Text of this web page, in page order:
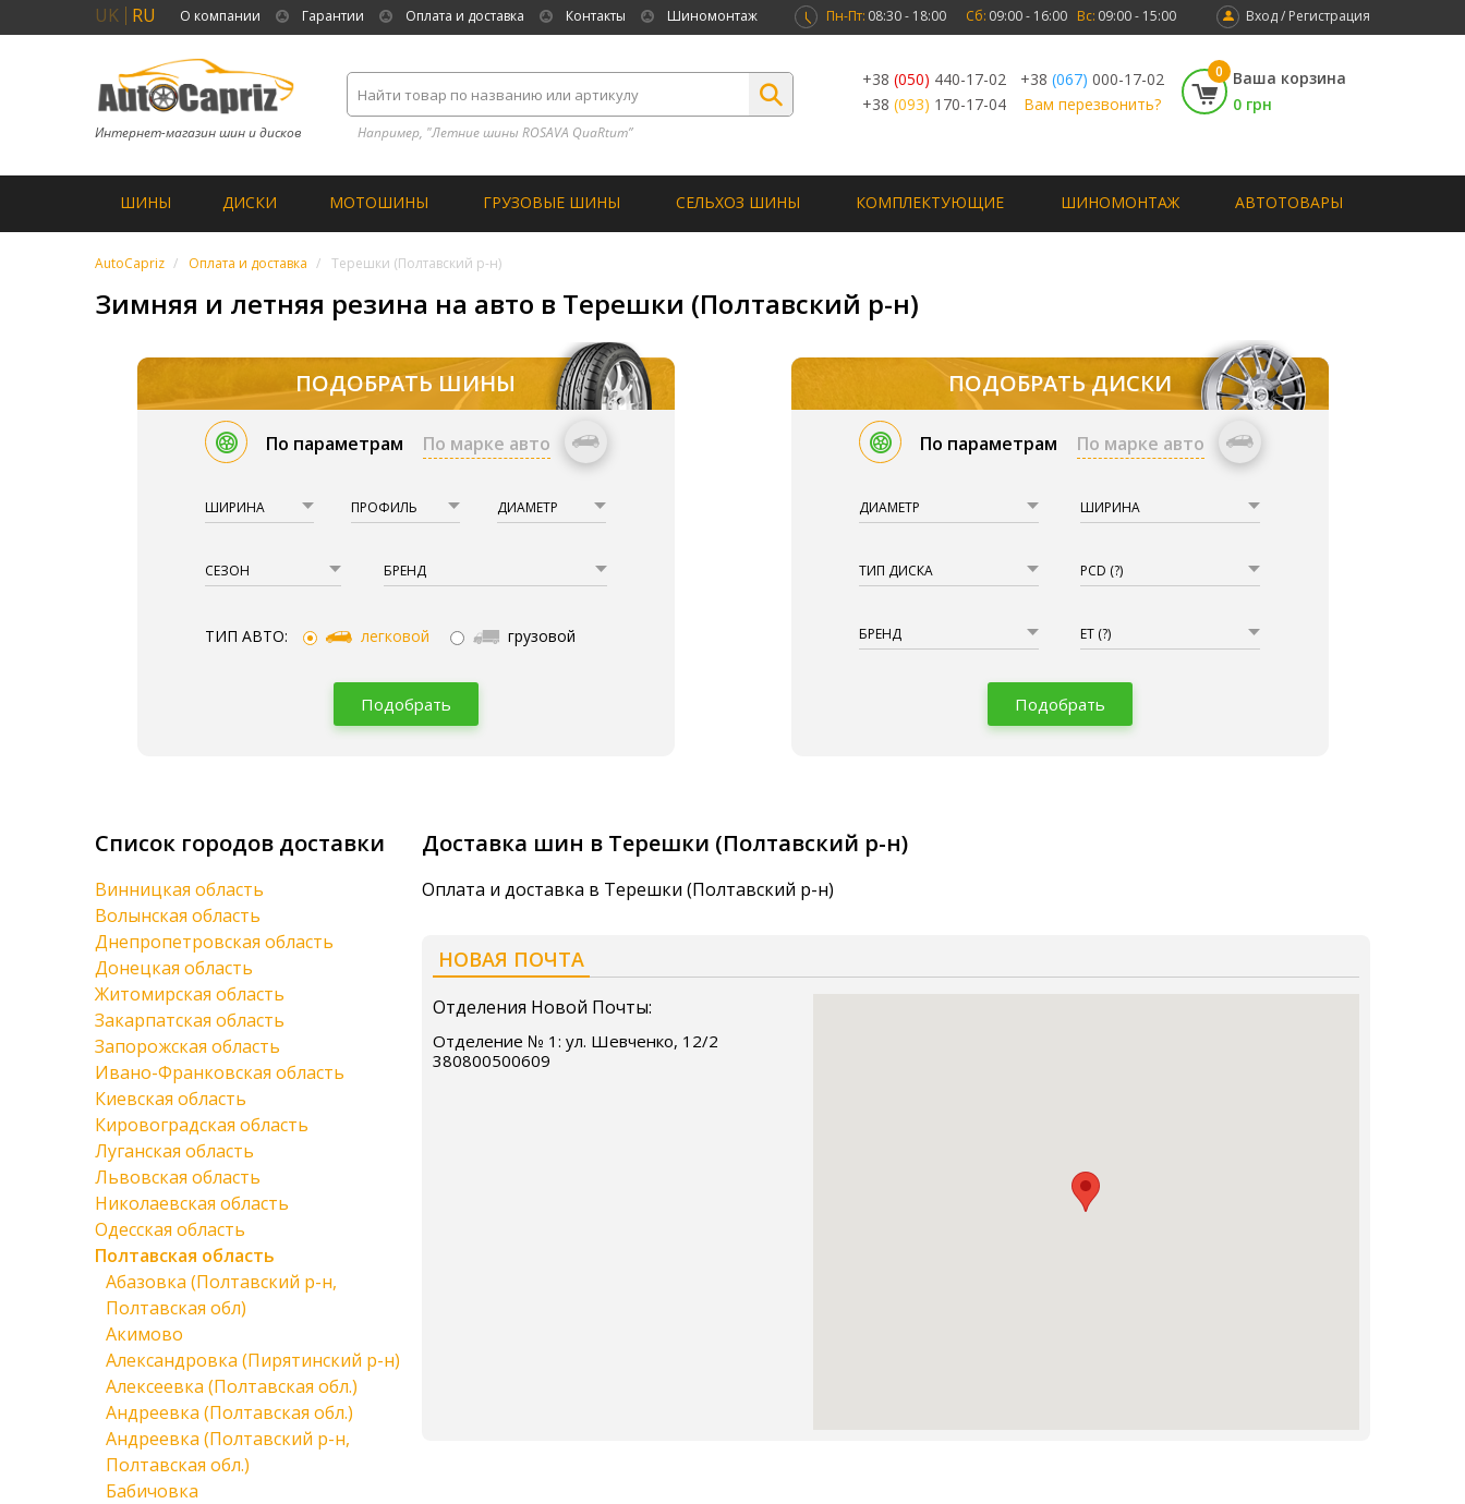
UK RU О компании Гарантии Оплата и доставка Контакты Шиномонтаж Вход / Регистрация
Пн-Пт: 08:30 - 18:00 Сб: 09:00 - 16:00 Вс: 09:00 - 15:00
Интернет-магазин шин и дисков Например, "Летние шины ROSAVA QuaRtum”
+38 (050) 440-17-02 +38 (067) 000-17-02
+38 (093) 170-17-04 Вам перезвонить?
0
Ваша корзина
0 грн
ШИНЫ ДИСКИ МОТОШИНЫ ГРУЗОВЫЕ ШИНЫ СЕЛЬХОЗ ШИНЫ КОМПЛЕКТУЮЩИЕ ШИНОМОНТАЖ АВТОТОВАРЫ
AutoCapriz Оплата и доставка Терешки (Полтавский р-н)
Зимняя и летняя резина на авто в Терешки (Полтавский р-н)
ПОДОБРАТЬ ШИНЫ
По параметрам По марке авто
ШИРИНА ПРОФИЛЬ ДИАМЕТР
СЕЗОН БРЕНД
ТИП АВТО: легковой грузовой
Подобрать
ПОДОБРАТЬ ДИСКИ
По параметрам По марке авто
ДИАМЕТР ШИРИНА
ТИП ДИСКА PCD (?)
БРЕНД ET (?)
Подобрать
Доставка шин в Терешки (Полтавский р-н)
Оплата и доставка в Терешки (Полтавский р-н)
НОВАЯ ПОЧТА
Отделения Новой Почты:
Отделение № 1: ул. Шевченко, 12/2
380800500609
Список городов доставки
Винницкая область
Волынская область
Днепропетровская область
Донецкая область
Житомирская область
Закарпатская область
Запорожская область
Ивано-Франковская область
Киевская область
Кировоградская область
Луганская область
Львовская область
Николаевская область
Одесская область
Полтавская область
Абазовка (Полтавский р-н,
Полтавская обл)
Акимово
Александровка (Пирятинский р-н)
Алексеевка (Полтавская обл.)
Андреевка (Полтавская обл.)
Андреевка (Полтавский р-н,
Полтавская обл.)
Бабичовка